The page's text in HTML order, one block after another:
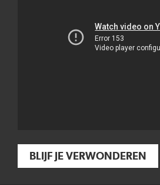
BLIJF JE VERWONDEREN